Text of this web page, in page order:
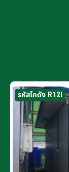
รหัสโกดัง R12I